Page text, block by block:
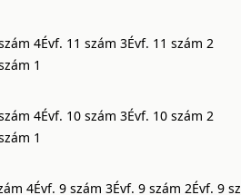
4Évf. 11 szám 3Évf. 11 szám 2
1
4Évf. 10 szám 3Évf. 10 szám 2
1
4Évf. 9 szám 3Évf. 9 szám 2Évf. 9